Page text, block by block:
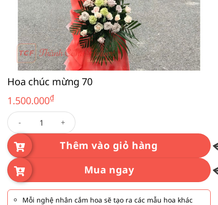
Hoa chúc mừng 70
1.500.000₫
Hoa chúc mừng 70 số lượng
Thêm vào giỏ hàng
Mua ngay
Mỗi nghệ nhân cắm hoa sẽ tạo ra các mẫu hoa khác